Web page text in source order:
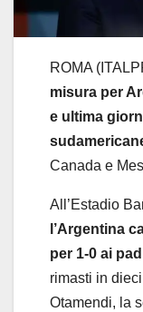
ROMA
misura per
e ultima
Canada e
All’Estadio
l’Argentina
per 1-0 ai
rimasti in
Otamendi, la